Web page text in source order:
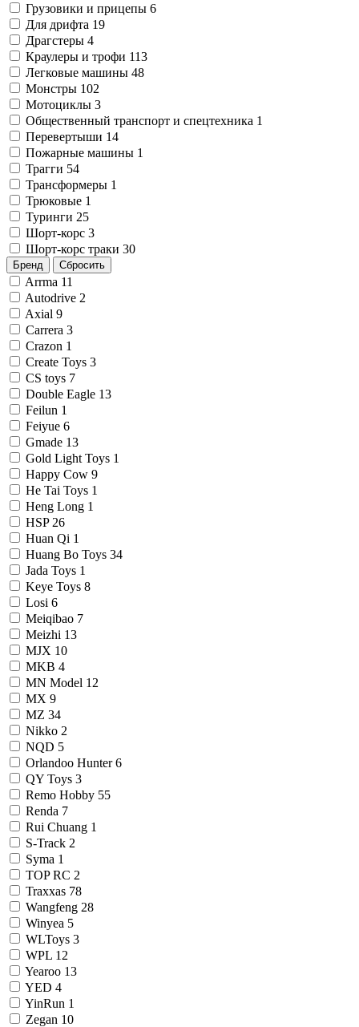
Грузовики и прицепы 6
Для дрифта 19
Драгстеры 4
Краулеры и трофи 113
Легковые машины 48
Монстры 102
Мотоциклы 3
Общественный транспорт и спецтехника 1
Перевертыши 14
Пожарные машины 1
Трагги 54
Трансформеры 1
Трюковые 1
Туринги 25
Шорт-корс 3
Шорт-корс траки 30
Бренд Сбросить
Arrma 11
Autodrive 2
Axial 9
Carrera 3
Crazon 1
Create Toys 3
CS toys 7
Double Eagle 13
Feilun 1
Feiyue 6
Gmade 13
Gold Light Toys 1
Happy Cow 9
He Tai Toys 1
Heng Long 1
HSP 26
Huan Qi 1
Huang Bo Toys 34
Jada Toys 1
Keye Toys 8
Losi 6
Meiqibao 7
Meizhi 13
MJX 10
MKB 4
MN Model 12
MX 9
MZ 34
Nikko 2
NQD 5
Orlandoo Hunter 6
QY Toys 3
Remo Hobby 55
Renda 7
Rui Chuang 1
S-Track 2
Syma 1
TOP RC 2
Traxxas 78
Wangfeng 28
Winyea 5
WLToys 3
WPL 12
Yearoo 13
YED 4
YinRun 1
Zegan 10